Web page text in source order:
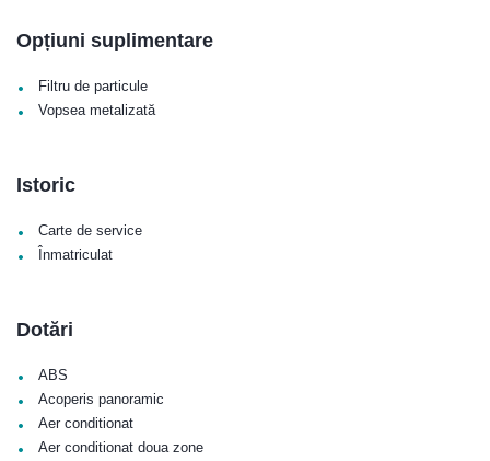
Opțiuni suplimentare
• Filtru de particule
• Vopsea metalizată
Istoric
• Carte de service
• Înmatriculat
Dotări
• ABS
• Acoperis panoramic
• Aer conditionat
• Aer conditionat doua zone